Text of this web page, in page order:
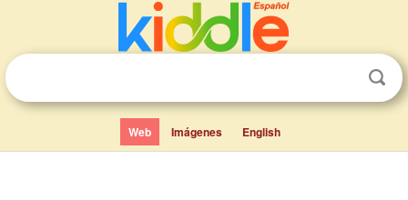
Web Imágenes English